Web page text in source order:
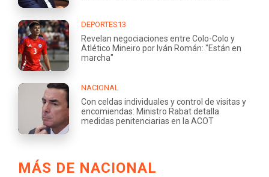
DEPORTES13
Revelan negociaciones entre Colo-Colo y
Atlético Mineiro por Iván Román: "Están en
marcha"
NACIONAL
Con celdas individuales y control de visitas y
encomiendas: Ministro Rabat detalla
medidas penitenciarias en la ACOT
MÁS DE NACIONAL